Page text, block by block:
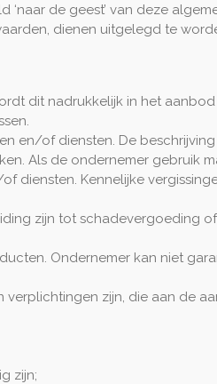
de geest’ van deze
dienen uitgelegd te
dit nadrukkelijk in het aanbod
en/of diensten. De
Als de ondernemer gebruik
diensten. Kennelijke
zijn tot schadevergoeding
Ondernemer kan niet
zijn, die aan de
zijn;